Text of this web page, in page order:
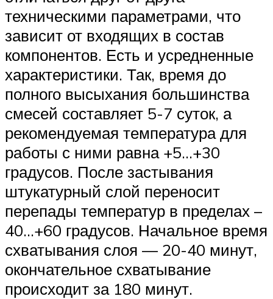
техническими параметрами, что
зависит от входящих в состав
компонентов. Есть и усредненные
характеристики. Так, время до
полного высыхания большинства
смесей составляет 5-7 суток, а
рекомендуемая температура для
работы с ними равна +5…+30
градусов. После застывания
штукатурный слой переносит
перепады температур в пределах –
40…+60 градусов. Начальное время
схватывания слоя — 20-40 минут,
окончательное схватывание
происходит за 180 минут.